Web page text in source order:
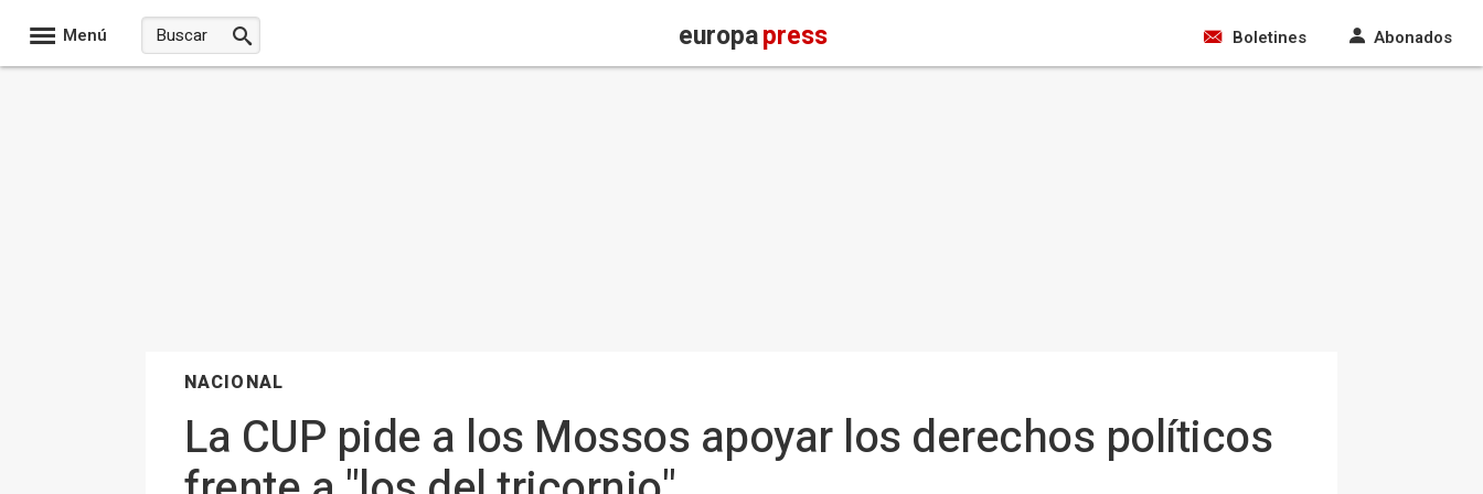
Menú europapress Boletines Abonados
NACIONAL
La CUP pide a los Mossos apoyar los derechos políticos